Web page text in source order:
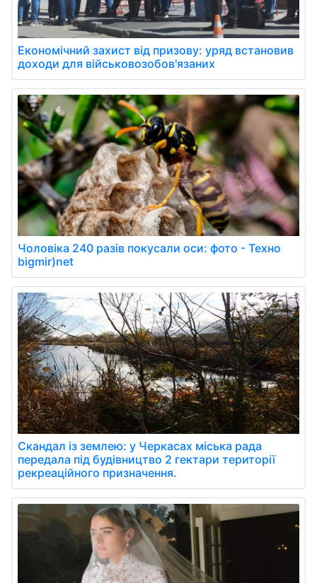
Економічний захист від призову: уряд встановив
доходи для військовозобов'язаних
Чоловіка 240 разів покусали оси: фото - Техно
bigmir)net
Скандал із землею: у Черкасах міська рада
передала під будівництво 2 гектари території
рекреаційного призначення.